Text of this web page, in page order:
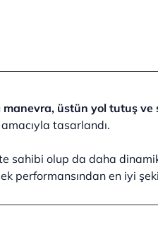
manevra, üstün yol tutuş
tasarlandı.
sahibi olup da daha
performansından en iyi